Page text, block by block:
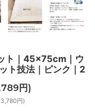
ト｜45×75cm｜ウ
ト技法｜ピンク｜2
円)
円)